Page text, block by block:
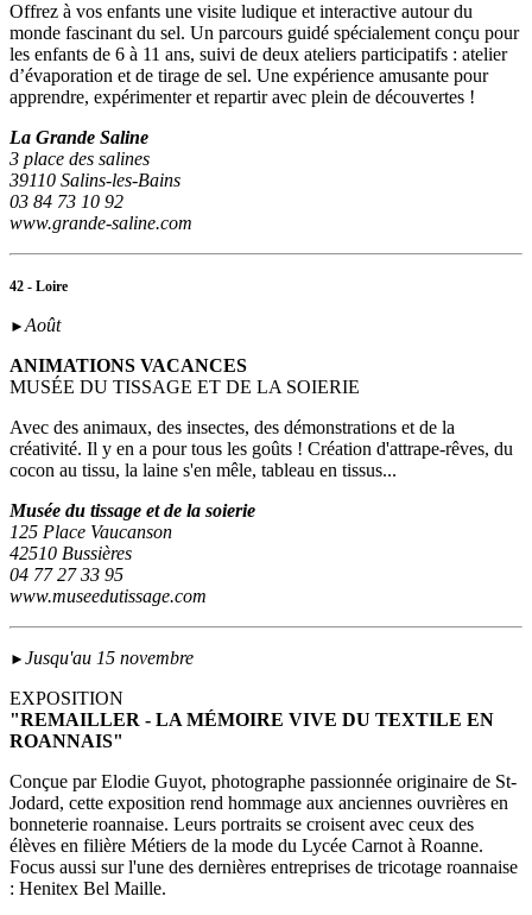
Offrez à vos enfants une visite ludique et interactive autour du
monde fascinant du sel. Un parcours guidé spécialement conçu pour
les enfants de 6 à 11 ans, suivi de deux ateliers participatifs : atelier
d’évaporation et de tirage de sel. Une expérience amusante pour
apprendre, expérimenter et repartir avec plein de découvertes !
La Grande Saline
3 place des salines
39110 Salins-les-Bains
03 84 73 10 92
www.grande-saline.com
42 - Loire
►Août
ANIMATIONS VACANCES
MUSÉE DU TISSAGE ET DE LA SOIERIE
Avec des animaux, des insectes, des démonstrations et de la
créativité. Il y en a pour tous les goûts ! Création d'attrape-rêves, du
cocon au tissu, la laine s'en mêle, tableau en tissus...
Musée du tissage et de la soierie
125 Place Vaucanson
42510 Bussières
04 77 27 33 95
www.museedutissage.com
► Jusqu'au 15 novembre
EXPOSITION
"REMAILLER - LA MÉMOIRE VIVE DU TEXTILE EN
ROANNAIS"
Conçue par Elodie Guyot, photographe passionnée originaire de St-
Jodard, cette exposition rend hommage aux anciennes ouvrières en
bonneterie roannaise. Leurs portraits se croisent avec ceux des
élèves en filière Métiers de la mode du Lycée Carnot à Roanne.
Focus aussi sur l'une des dernières entreprises de tricotage roannaise
: Henitex Bel Maille.